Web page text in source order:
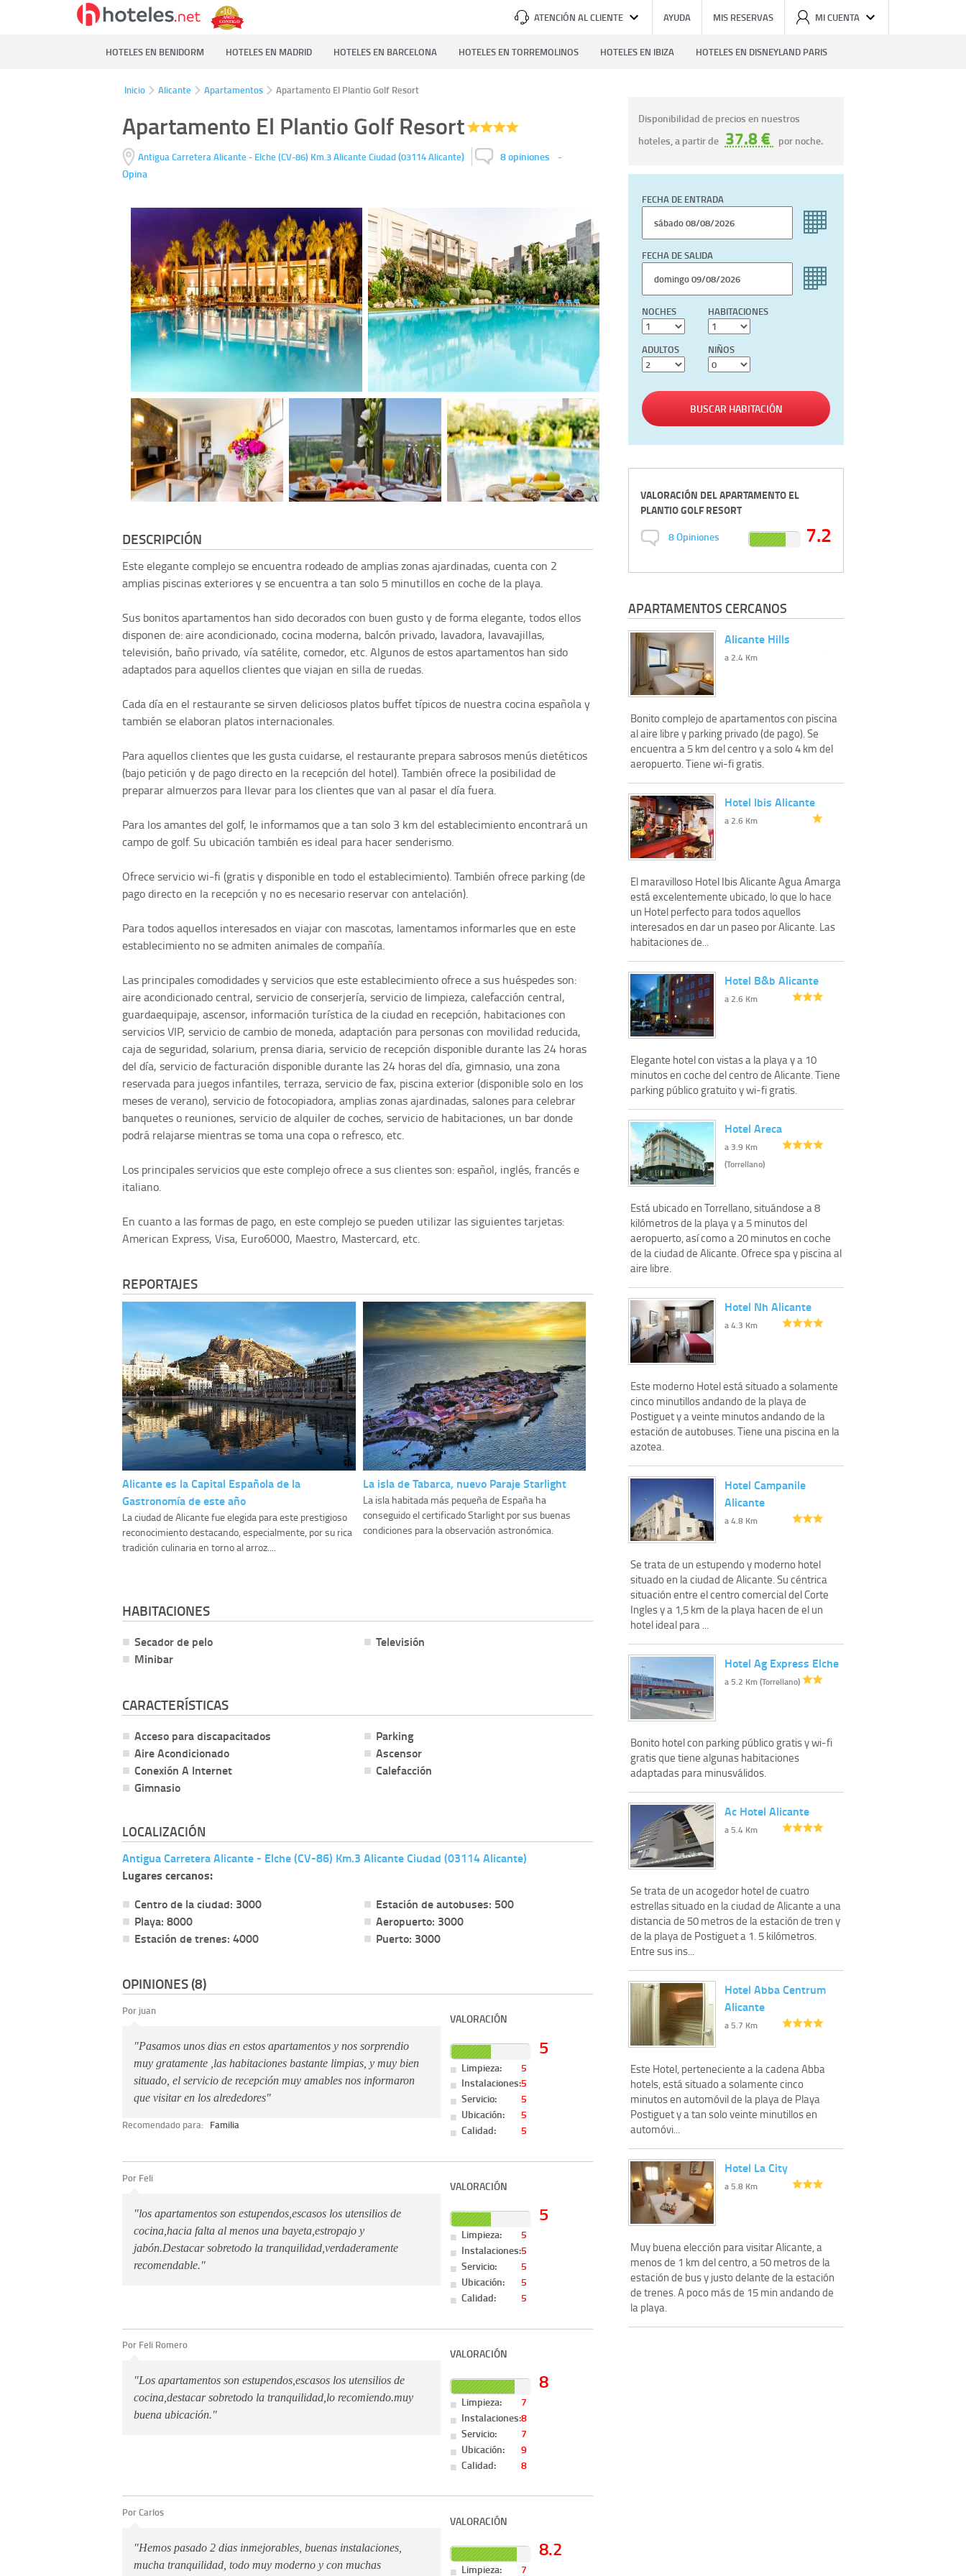
ATENCIÓN AL CLIENTE AYUDA MIS RESERVAS MI CUENTA
HOTELES EN BENIDORM HOTELES EN MADRID HOTELES EN BARCELONA HOTELES EN TORREMOLINOS HOTELES EN IBIZA HOTELES EN DISNEYLAND PARIS
Inicio Alicante Apartamentos Apartamento El Plantio Golf Resort
Apartamento El Plantio Golf Resort
Antigua Carretera Alicante - Elche (CV-86) Km.3Alicante Ciudad(03114Alicante) 8 opiniones -
Opina
DESCRIPCIÓN
Este elegante complejo se encuentra rodeado de amplias zonas ajardinadas, cuenta con 2
amplias piscinas exteriores y se encuentra a tan solo 5 minutillos en coche de la playa.
Sus bonitos apartamentos han sido decorados con buen gusto y de forma elegante, todos ellos
disponen de: aire acondicionado, cocina moderna, balcón privado, lavadora, lavavajillas,
televisión, baño privado, vía satélite, comedor, etc. Algunos de estos apartamentos han sido
adaptados para aquellos clientes que viajan en silla de ruedas.
Cada día en el restaurante se sirven deliciosos platos buffet típicos de nuestra cocina española y
también se elaboran platos internacionales.
Para aquellos clientes que les gusta cuidarse, el restaurante prepara sabrosos menús dietéticos
(bajo petición y de pago directo en la recepción del hotel). También ofrece la posibilidad de
preparar almuerzos para llevar para los clientes que van al pasar el día fuera.
Para los amantes del golf, le informamos que a tan solo 3 km del establecimiento encontrará un
campo de golf. Su ubicación también es ideal para hacer senderismo.
Ofrece servicio wi-fi (gratis y disponible en todo el establecimiento). También ofrece parking (de
pago directo en la recepción y no es necesario reservar con antelación).
Para todos aquellos interesados en viajar con mascotas, lamentamos informarles que en este
establecimiento no se admiten animales de compañía.
Las principales comodidades y servicios que este establecimiento ofrece a sus huéspedes son:
aire acondicionado central, servicio de conserjería, servicio de limpieza, calefacción central,
guardaequipaje, ascensor, información turística de la ciudad en recepción, habitaciones con
servicios VIP, servicio de cambio de moneda, adaptación para personas con movilidad reducida,
caja de seguridad, solarium, prensa diaria, servicio de recepción disponible durante las 24 horas
del día, servicio de facturación disponible durante las 24 horas del día, gimnasio, una zona
reservada para juegos infantiles, terraza, servicio de fax, piscina exterior (disponible solo en los
meses de verano), servicio de fotocopiadora, amplias zonas ajardinadas, salones para celebrar
banquetes o reuniones, servicio de alquiler de coches, servicio de habitaciones, un bar donde
podrá relajarse mientras se toma una copa o refresco, etc.
Los principales servicios que este complejo ofrece a sus clientes son: español, inglés, francés e
italiano.
En cuanto a las formas de pago, en este complejo se pueden utilizar las siguientes tarjetas:
American Express, Visa, Euro6000, Maestro, Mastercard, etc.
REPORTAJES
Alicante es la Capital Española de la
Gastronomía de este año
La ciudad de Alicante fue elegida para este prestigioso
reconocimiento destacando, especialmente, por su rica
tradición culinaria en torno al arroz....
La isla de Tabarca, nuevo Paraje Starlight
La isla habitada más pequeña de España ha
conseguido el certificado Starlight por sus buenas
condiciones para la observación astronómica.
HABITACIONES
Secador de pelo
Minibar
Televisión
CARACTERÍSTICAS
Acceso para discapacitados
Aire Acondicionado
Conexión A Internet
Gimnasio
Parking
Ascensor
Calefacción
LOCALIZACIÓN
Antigua Carretera Alicante - Elche (CV-86) Km.3 Alicante Ciudad (03114 Alicante)
Lugares cercanos:
Centro de la ciudad: 3000
Playa: 8000
Estación de trenes: 4000
Estación de autobuses: 500
Aeropuerto: 3000
Puerto: 3000
OPINIONES (8)
Por juan
"Pasamos unos dias en estos apartamentos y nos sorprendio
muy gratamente ,las habitaciones bastante limpias, y muy bien
situado, el servicio de recepción muy amables nos informaron
que visitar en los alrededores"
Recomendado para: Familia
VALORACIÓN
5
Limpieza:
5
Instalaciones:5
Servicio:
5
Ubicación:
5
Calidad:
5
Por Feli
"los apartamentos son estupendos,escasos los utensilios de
cocina,hacia falta al menos una bayeta,estropajo y
jabón.Destacar sobretodo la tranquilidad,verdaderamente
recomendable."
VALORACIÓN
5
Limpieza:
5
Instalaciones:5
Servicio:
5
Ubicación:
5
Calidad:
5
Por Feli Romero
"Los apartamentos son estupendos,escasos los utensilios de
cocina,destacar sobretodo la tranquilidad,lo recomiendo.muy
buena ubicación."
VALORACIÓN
8
Limpieza:
7
Instalaciones:8
Servicio:
7
Ubicación:
9
Calidad:
8
Por Carlos
"Hemos pasado 2 dias inmejorables, buenas instalaciones,
mucha tranquilidad, todo muy moderno y con muchas
VALORACIÓN
8.2
Limpieza: 7
Disponibilidad de precios en nuestros
hoteles, a partir de 37.8 € por noche.
FECHA DE ENTRADA
FECHA DE SALIDA
NOCHES HABITACIONES
ADULTOS NIÑOS
BUSCAR HABITACIÓN
VALORACIÓN DELAPARTAMENTO EL
PLANTIO GOLF RESORT
8Opiniones 7.2
APARTAMENTOS CERCANOS
Alicante Hills
a 2.4 Km
Bonito complejo de apartamentos con piscina
al aire libre y parking privado (de pago). Se
encuentra a 5 km del centro y a solo 4 km del
aeropuerto. Tiene wi-fi gratis.
Hotel Ibis Alicante
a 2.6 Km
El maravilloso Hotel Ibis Alicante Agua Amarga
está excelentemente ubicado, lo que lo hace
un Hotel perfecto para todos aquellos
interesados en dar un paseo por Alicante. Las
habitaciones de...
Hotel B&b Alicante
a 2.6 Km
Elegante hotel con vistas a la playa y a 10
minutos en coche del centro de Alicante. Tiene
parking público gratuito y wi-fi gratis.
Hotel Areca
a 3.9 Km
(Torrellano)
Está ubicado en Torrellano, situándose a 8
kilómetros de la playa y a 5 minutos del
aeropuerto, así como a 20 minutos en coche
de la ciudad de Alicante. Ofrece spa y piscina al
aire libre.
Hotel Nh Alicante
a 4.3 Km
Este moderno Hotel está situado a solamente
cinco minutillos andando de la playa de
Postiguet y a veinte minutos andando de la
estación de autobuses. Tiene una piscina en la
azotea.
Hotel Campanile
Alicante
a 4.8 Km
Se trata de un estupendo y moderno hotel
situado en la ciudad de Alicante. Su céntrica
situación entre el centro comercial del Corte
Ingles y a 1,5 km de la playa hacen de el un
hotel ideal para ...
Hotel Ag Express Elche
a 5.2 Km (Torrellano)
Bonito hotel con parking público gratis y wi-fi
gratis que tiene algunas habitaciones
adaptadas para minusválidos.
Ac Hotel Alicante
a 5.4 Km
Se trata de un acogedor hotel de cuatro
estrellas situado en la ciudad de Alicante a una
distancia de 50 metros de la estación de tren y
de la playa de Postiguet a 1. 5 kilómetros.
Entre sus ins...
Hotel Abba Centrum
Alicante
a 5.7 Km
Este Hotel, perteneciente a la cadena Abba
hotels, está situado a solamente cinco
minutos en automóvil de la playa de Playa
Postiguet y a tan solo veinte minutillos en
automóvi...
Hotel La City
a 5.8 Km
Muy buena elección para visitar Alicante, a
menos de 1 km del centro, a 50 metros de la
estación de bus y justo delante de la estación
de trenes. A poco más de 15 min andando de
la playa.